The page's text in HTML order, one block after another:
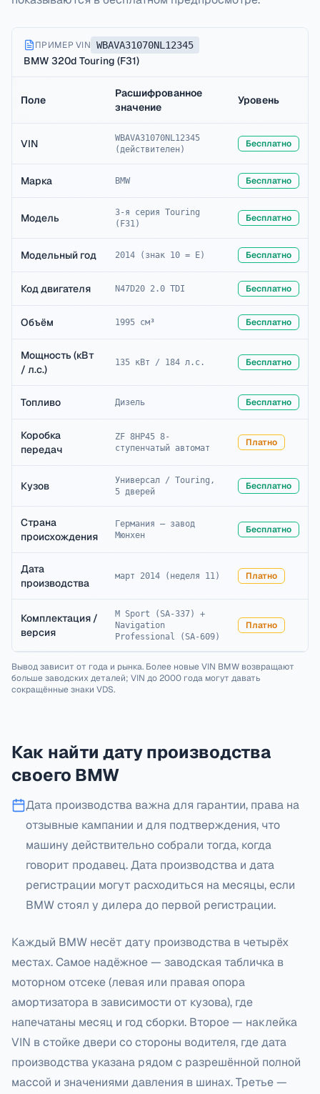
ПРИМЕР VIN WBAVA31070NL12345
BMW 320d Touring (F31)
Поле
Расшифрованное
значение
Уровень
VIN
WBAVA31070NL12345
(действителен)
Бесплатно
Марка BMW Бесплатно
Модель
3-я серия Touring
(F31)
Бесплатно
Модельный год 2014 (знак 10 = E) Бесплатно
Код двигателя N47D20 2.0 TDI Бесплатно
Объём 1995 см³ Бесплатно
Мощность (кВт
/ л.с.)
135 кВт / 184 л.с. Бесплатно
Топливо Дизель Бесплатно
Коробка
передач
ZF 8HP45 8-
ступенчатый автомат
Платно
Кузов
Универсал / Touring,
5 дверей
Бесплатно
Страна
происхождения
Германия — завод
Мюнхен
Бесплатно
Дата
производства
март 2014 (неделя 11) Платно
Комплектация /
версия
M Sport (SA-337) +
Navigation
Professional (SA-609)
Платно
Вывод зависит от года и рынка. Более новые VIN BMW возвращают
больше заводских деталей; VIN до 2000 года могут давать
сокращённые знаки VDS.
Как найти дату производства
своего BMW
Дата производства важна для гарантии, права на
отзывные кампании и для подтверждения, что
машину действительно собрали тогда, когда
говорит продавец. Дата производства и дата
регистрации могут расходиться на месяцы, если
BMW стоял у дилера до первой регистрации.
Каждый BMW несёт дату производства в четырёх
местах. Самое надёжное — заводская табличка в
моторном отсеке (левая или правая опора
амортизатора в зависимости от кузова), где
напечатаны месяц и год сборки. Второе — наклейка
VIN в стойке двери со стороны водителя, где дата
производства указана рядом с разрешённой полной
массой и значениями давления в шинах. Третье —